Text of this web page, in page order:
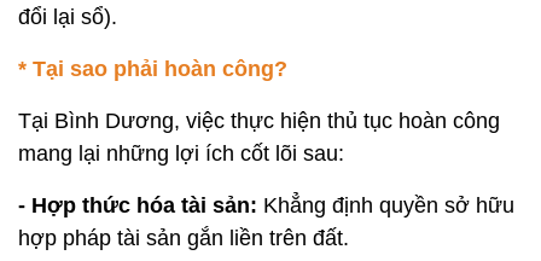
đổi lại sổ).
* Tại sao phải hoàn công?
Tại Bình Dương, việc thực hiện thủ tục hoàn công
mang lại những lợi ích cốt lõi sau:
- Hợp thức hóa tài sản: Khẳng định quyền sở hữu
hợp pháp tài sản gắn liền trên đất.